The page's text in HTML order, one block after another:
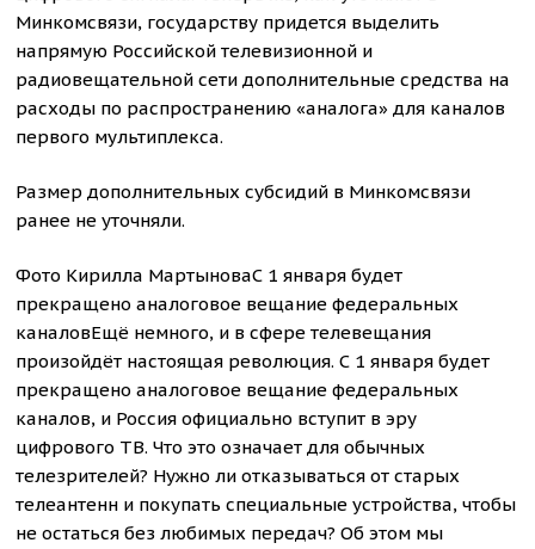
Минкомсвязи, государству придется выделить
напрямую Российской телевизионной и
радиовещательной сети дополнительные средства на
расходы по распространению «аналога» для каналов
первого мультиплекса.
Размер дополнительных субсидий в Минкомсвязи
ранее не уточняли.
Фото Кирилла МартыноваС 1 января будет
прекращено аналоговое вещание федеральных
каналовЕщё немного, и в сфере телевещания
произойдёт настоящая революция. С 1 января будет
прекращено аналоговое вещание федеральных
каналов, и Россия официально вступит в эру
цифрового ТВ. Что это означает для обычных
телезрителей? Нужно ли отказываться от старых
телеантенн и покупать специальные устройства, чтобы
не остаться без любимых передач? Об этом мы